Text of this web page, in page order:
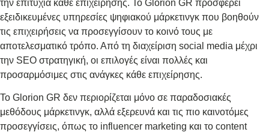
την επιτυχία κάθε επιχείρησης. Το Glorion GR προσφέρει
εξειδικευμένες υπηρεσίες ψηφιακού μάρκετινγκ που βοηθούν
τις επιχειρήσεις να προσεγγίσουν το κοινό τους με
αποτελεσματικό τρόπο. Από τη διαχείριση social media μέχρι
την SEO στρατηγική, οι επιλογές είναι πολλές και
προσαρμόσιμες στις ανάγκες κάθε επιχείρησης.
Το Glorion GR δεν περιορίζεται μόνο σε παραδοσιακές
μεθόδους μάρκετινγκ, αλλά εξερευνά και τις πιο καινοτόμες
προσεγγίσεις, όπως το influencer marketing και το content